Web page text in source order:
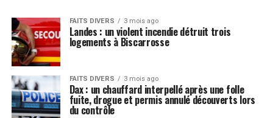
FAITS DIVERS 3 mois ago
Landes : un violent incendie détruit trois
logements à Biscarrosse
FAITS DIVERS 3 mois ago
Dax : un chauffard interpellé après une folle
fuite, drogue et permis annulé découverts lors
du contrôle